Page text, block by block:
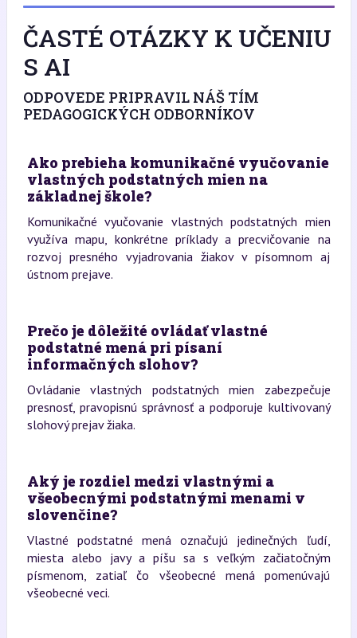
ČASTÉ OTÁZKY K UČENIU
S AI
ODPOVEDE PRIPRAVIL NÁŠ TÍM
PEDAGOGICKÝCH ODBORNÍKOV
Ako prebieha komunikačné vyučovanie
vlastných podstatných mien na
základnej škole?
Komunikačné vyučovanie vlastných podstatných mien
využíva mapu, konkrétne príklady a precvičovanie na
rozvoj presného vyjadrovania žiakov v písomnom aj
ústnom prejave.
Prečo je dôležité ovládať vlastné
podstatné mená pri písaní
informačných slohov?
Ovládanie vlastných podstatných mien zabezpečuje
presnosť, pravopisnú správnosť a podporuje kultivovaný
slohový prejav žiaka.
Aký je rozdiel medzi vlastnými a
všeobecnými podstatnými menami v
slovenčine?
Vlastné podstatné mená označujú jedinečných ľudí,
miesta alebo javy a píšu sa s veľkým začiatočným
písmenom, zatiaľ čo všeobecné mená pomenúvajú
všeobecné veci.